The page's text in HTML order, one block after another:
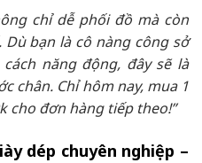
chỉ dễ phối đồ mà còn
bạn là cô nàng công sở
năng động, đây sẽ là
chân. Chỉ hôm nay, mua 1
cho đơn hàng tiếp theo!”
dép chuyên nghiệp –